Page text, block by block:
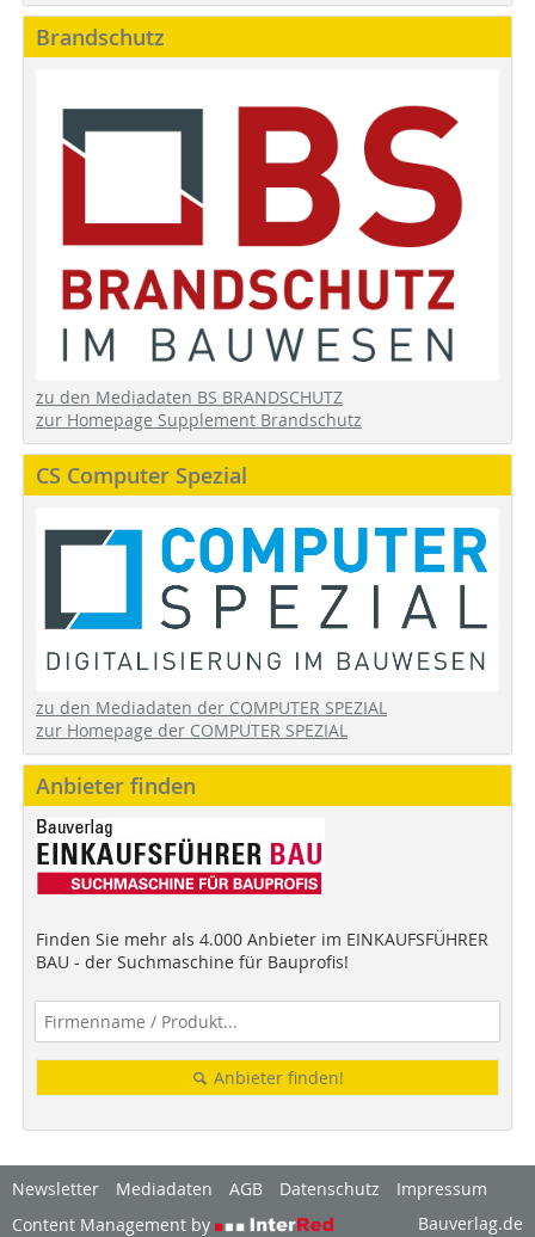
Brandschutz
zu den Mediadaten BS BRANDSCHUTZ
zur Homepage Supplement Brandschutz
CS Computer Spezial
zu den Mediadaten der COMPUTER SPEZIAL
zur Homepage der COMPUTER SPEZIAL
Anbieter finden
Finden Sie mehr als 4.000 Anbieter im EINKAUFSFÜHRER
BAU - der Suchmaschine für Bauprofis!
Anbieter finden!
Newsletter Mediadaten AGB Datenschutz
Impressum
Content Management by
Bauverlag.de